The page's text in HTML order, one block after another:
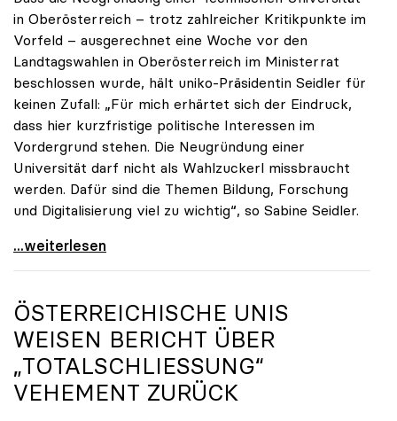
in Oberösterreich – trotz zahlreicher Kritikpunkte im
Vorfeld – ausgerechnet eine Woche vor den
Landtagswahlen in Oberösterreich im Ministerrat
beschlossen wurde, hält uniko-Präsidentin Seidler für
keinen Zufall: „Für mich erhärtet sich der Eindruck,
dass hier kurzfristige politische Interessen im
Vordergrund stehen. Die Neugründung einer
Universität darf nicht als Wahlzuckerl missbraucht
werden. Dafür sind die Themen Bildung, Forschung
und Digitalisierung viel zu wichtig“, so Sabine Seidler.
uniko-Präsidentin zur TU OÖ: „Völlig
...weiterlesen
ÖSTERREICHISCHE UNIS
WEISEN BERICHT ÜBER
„TOTALSCHLIESSUNG“ V
EHEMENT ZURÜCK